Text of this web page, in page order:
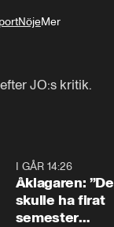
Kinberg Batra-
NöjeMer
JO:s kritik.
I GÅR 14:26
Åklagaren: ”De
skulle ha firat
semester